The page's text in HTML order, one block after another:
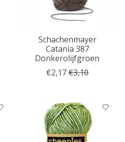
Schachenmayer
Catania 387
Donkerolijfgroen
€2,17€3,10